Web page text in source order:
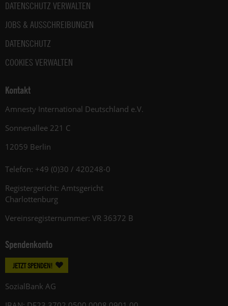
DATENSCHUTZ VERWALTEN
JOBS & AUSSCHREIBUNGEN
DATENSCHUTZ
COOKIES VERWALTEN
Kontakt
Amnesty International Deutschland e.V.
Sonnenallee 221 C
12059 Berlin
Telefon: +49 (0)30 / 420248-0
Registergericht: Amtsgericht
Charlottenburg
Vereinsregisternummer: VR 36372 B
Spendenkonto
JETZT SPENDEN!
SozialBank AG